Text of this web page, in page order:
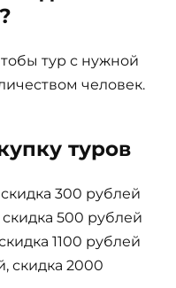
тур с нужной
человек.
туров
300 рублей
500 рублей
1100 рублей
скидка 2000